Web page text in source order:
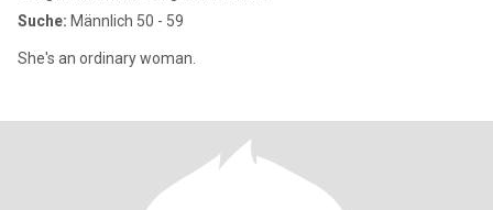
Suche: Männlich 50 - 59
She's an ordinary woman.